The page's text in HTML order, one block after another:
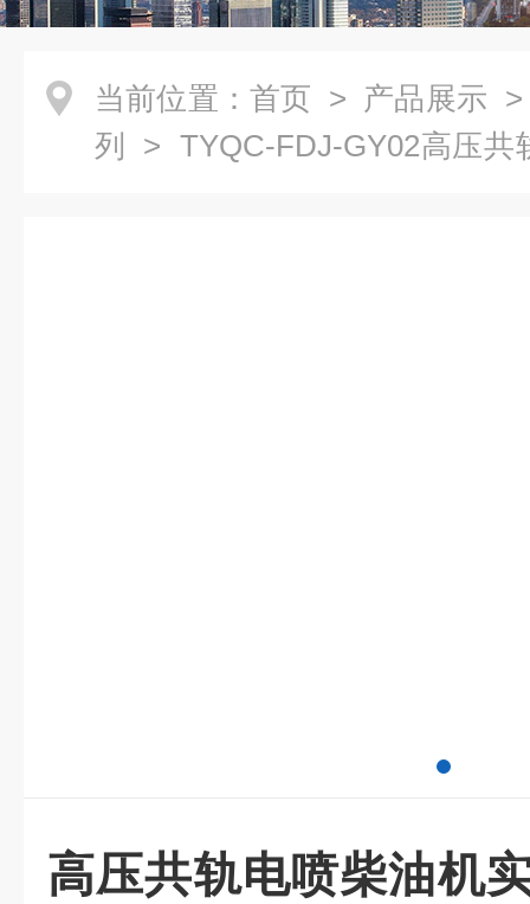
当前位置： 首页 > 产品展示
列
> TYQC-FDJ-GY02高压共
高压共轨电喷柴油机